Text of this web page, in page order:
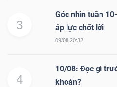
3
Góc nhìn tuần
áp lực chốt lời
09/08 20:32
4
10/08: Đọc gì
khoán?